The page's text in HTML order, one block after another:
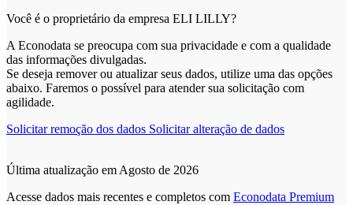
Você é o proprietário da empresa ELI LILLY?
A Econodata se preocupa com sua privacidade e com a qualidade
das informações divulgadas.
Se deseja remover ou atualizar seus dados, utilize uma das opções
abaixo. Faremos o possível para atender sua solicitação com
agilidade.
Solicitar remoção dos dados Solicitar alteração de dados
Última atualização em Agosto de 2026
Acesse dados mais recentes e completos com Econodata Premium